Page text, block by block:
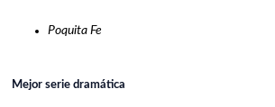
Poquita Fe
Mejor serie dramática